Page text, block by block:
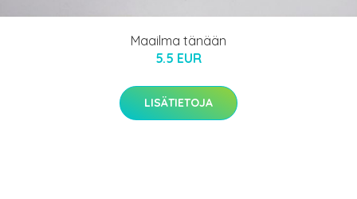
Maailma tänään
5.5 EUR
LISÄTIETOJA